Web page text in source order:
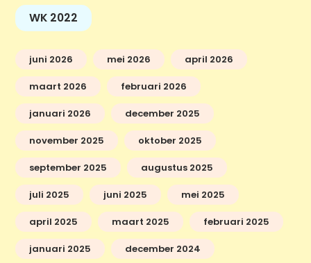
WK 2022
juni 2026 mei 2026 april 2026
maart 2026 februari 2026
januari 2026 december 2025
november 2025 oktober 2025
september 2025 augustus 2025
juli 2025 juni 2025 mei 2025
april 2025 maart 2025 februari 2025
januari 2025 december 2024